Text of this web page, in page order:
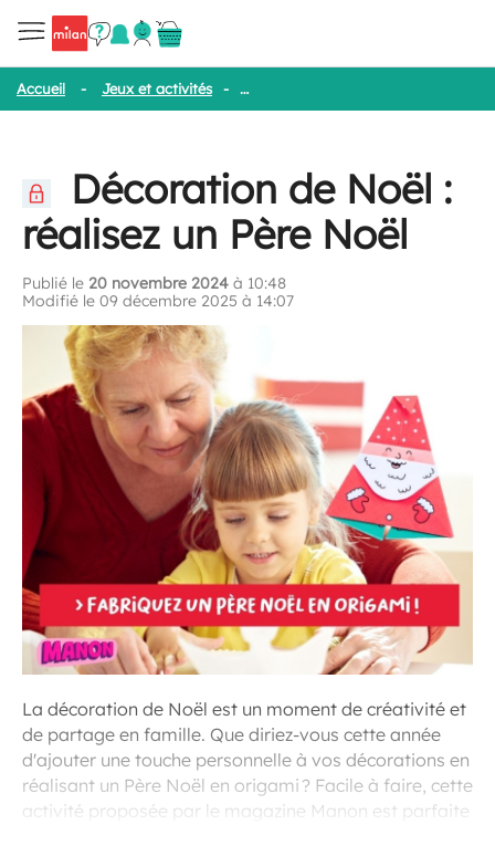
Accueil - Jeux et activités - Décoration de Noël : réalisez un Père
Décoration de Noël :
réalisez un Père Noël
Publié le 20 novembre 2024 à 10:48
Modifié le 09 décembre 2025 à 14:07
La décoration de Noël est un moment de créativité et
de partage en famille. Que diriez-vous cette année
d'ajouter une touche personnelle à vos décorations en
réalisant un Père Noël en origami ? Facile à faire, cette
activité proposée par le magazine Manon est parfaite